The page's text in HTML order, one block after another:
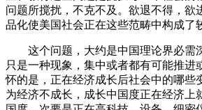
问题所搅扰，不克不及。欲退不得，欲
品化使美国社会正在这些范畴中构成了
这个问题，大约是中国理论界必需
只是一种现象，集中或者都有可能推进
怀的是，正在经济成长后社会中的哪些
为经济不成长，成长中国度正在经济上